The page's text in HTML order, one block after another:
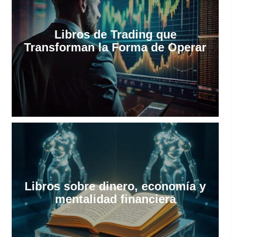
Libros de Trading que
Transforman la Forma de Operar
Libros sobre dinero, economía y
mentalidad financiera